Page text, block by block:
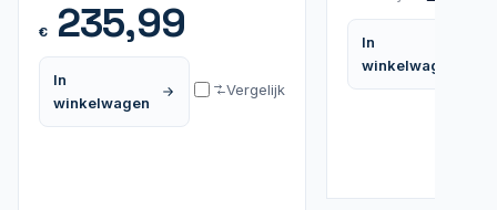
€235,99
In
winkelwagen
Vergelijk
In
winkelwagen